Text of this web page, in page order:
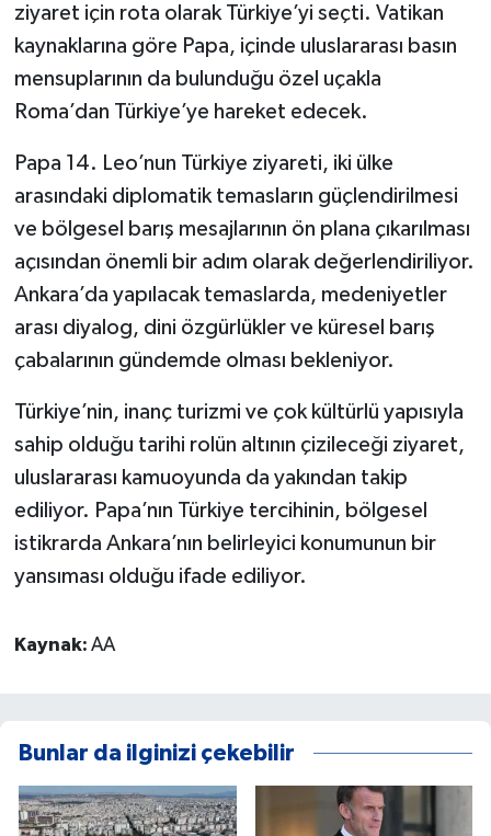
ziyaret için rota olarak Türkiye’yi seçti. Vatikan
kaynaklarına göre Papa, içinde uluslararası basın
mensuplarının da bulunduğu özel uçakla
Roma’dan Türkiye’ye hareket edecek.
Papa 14. Leo’nun Türkiye ziyareti, iki ülke
arasındaki diplomatik temasların güçlendirilmesi
ve bölgesel barış mesajlarının ön plana çıkarılması
açısından önemli bir adım olarak değerlendiriliyor.
Ankara’da yapılacak temaslarda, medeniyetler
arası diyalog, dini özgürlükler ve küresel barış
çabalarının gündemde olması bekleniyor.
Türkiye’nin, inanç turizmi ve çok kültürlü yapısıyla
sahip olduğu tarihi rolün altının çizileceği ziyaret,
uluslararası kamuoyunda da yakından takip
ediliyor. Papa’nın Türkiye tercihinin, bölgesel
istikrarda Ankara’nın belirleyici konumunun bir
yansıması olduğu ifade ediliyor.
Kaynak: AA
Bunlar da ilginizi çekebilir